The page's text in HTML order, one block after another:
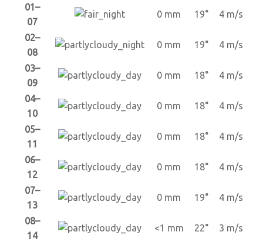
01–
07
0 mm 19° 4 m/s
02–
08
0 mm 19° 4 m/s
03–
09
0 mm 18° 4 m/s
04–
10
0 mm 18° 4 m/s
05–
11
0 mm 18° 4 m/s
06–
12
0 mm 18° 4 m/s
07–
13
0 mm 19° 4 m/s
08–
14
<1 mm 22° 3 m/s